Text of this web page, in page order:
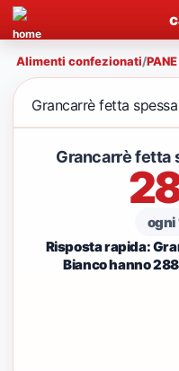
Alimenti confezionati/
Grancarrè fetta
Grancarrè fetta
ogni
Risposta rapida:
Bianco hanno